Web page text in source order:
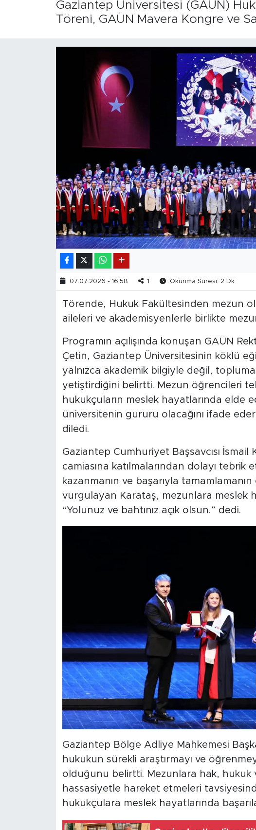
Gaziantep Üniversitesi (GAÜN)
Töreni, GAÜN Mavera Kongre ve
07.07.2026 - 16:58 1 Okunma Süresi: 2 Dk
Törende, Hukuk Fakültesinden mezun
aileleri ve akademisyenlerle birlikte
Programın açılışında konuşan GAÜN
Çetin, Gaziantep Üniversitesinin köklü
yalnızca akademik bilgiyle değil,
yetiştirdiğini belirtti. Mezun öğrencileri
hukukçuların meslek hayatlarında elde
üniversitenin gururu olacağını ifade
diledi.
Gaziantep Cumhuriyet Başsavcısı İsmail
camiasına katılmalarından dolayı tebrik
kazanmanın ve başarıyla
vurgulayan Karataş, mezunlara meslek
“Yolunuz ve bahtınız açık olsun.” dedi.
Gaziantep Bölge Adliye Mahkemesi
hukukun sürekli araştırmayı ve
olduğunu belirtti. Mezunlara hak, hukuk
hassasiyetle hareket etmeleri
hukukçulara meslek hayatlarında